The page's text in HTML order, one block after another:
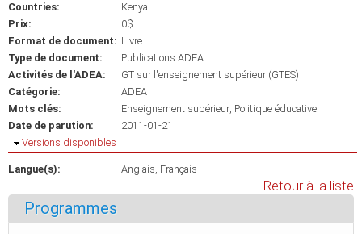
Countries:
Kenya
Prix:
0$
Format de document: Livre
Type de document:
Publications ADEA
Activités de l'ADEA:
GT sur l'enseignement supérieur (GTES)
Catégorie:
ADEA
Mots clés:
Enseignement supérieur Politique éducative
Date de parution:
2011-01-21
Masquer
Versions disponibles
Langue(s): Anglais Français
Retour à la liste
Programmes